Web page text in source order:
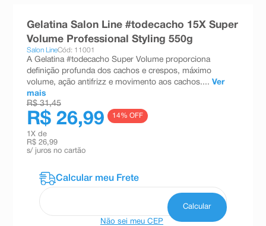
Gelatina Salon Line #todecacho 15X Super
Volume Professional Styling 550g
Salon LineCód: 11001
A Gelatina #todecacho Super Volume proporciona
definição profunda dos cachos e crespos, máximo
volume, ação antifrizz e movimento aos cachos.... Ver
mais
R$ 31,45
R$ 26,99 14% OFF
1 X de
R$ 26,99
s/ juros no cartão
Não sei meu CEP
teste gravidez
10ºesmalte